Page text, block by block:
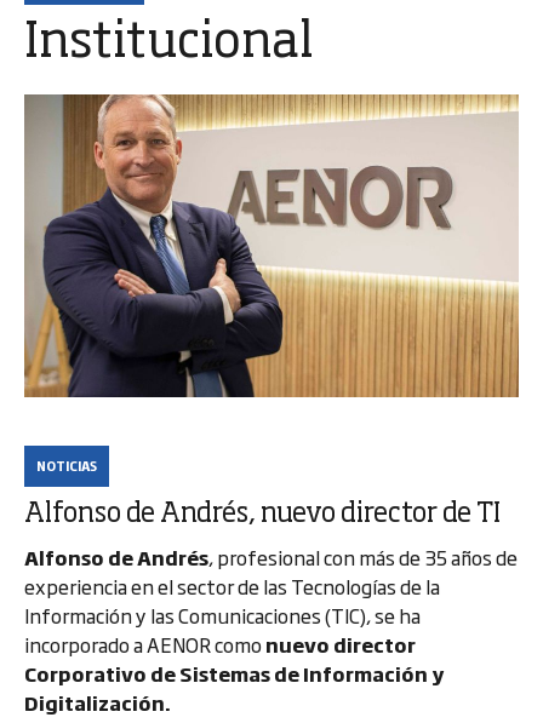
Institucional
NOTICIAS
Alfonso de Andrés, nuevo director de TI
Alfonso de Andrés, profesional con más de 35 años de
experiencia en el sector de las Tecnologías de la
Información y las Comunicaciones (TIC), se ha
incorporado a AENOR comonuevo director
Corporativo de Sistemas de Información y
Digitalización.